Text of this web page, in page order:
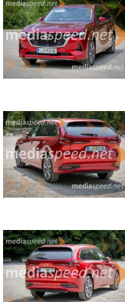
Udobno vzmetenje
Slabosti
Velikost in širina lahko
kratke vožnje